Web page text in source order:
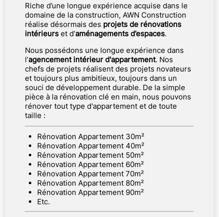
Riche d’une longue expérience acquise dans le
domaine de la construction, AWN Construction
réalise désormais des projets de rénovations
intérieurs et d’aménagements d’espaces.
Nous possédons une longue expérience dans
l’agencement intérieur d'appartement. Nos
chefs de projets réalisent des projets novateurs
et toujours plus ambitieux, toujours dans un
souci de développement durable. De la simple
pièce à la rénovation clé en main, nous pouvons
rénover tout type d'appartement et de toute
taille :
Rénovation Appartement 30m²
Rénovation Appartement 40m²
Rénovation Appartement 50m²
Rénovation Appartement 60m²
Rénovation Appartement 70m²
Rénovation Appartement 80m²
Rénovation Appartement 90m²
Etc.